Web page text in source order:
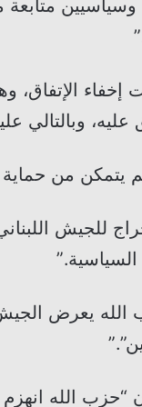
وسياسيين
إخفاء
وبالتالي
يتمكن من حماية
للجيش
الله يعرض
“حزب الله